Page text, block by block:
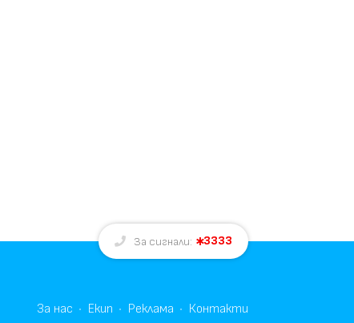
За сигнали: 3333
За нас Екип Реклама Контакти